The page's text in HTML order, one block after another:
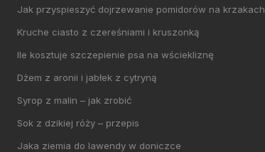
Jak przyspieszyć dojrzewanie pomidorów na krzakach
Kruche ciasto z czereśniami i kruszonką
Ile kosztuje szczepienie psa na wściekliznę
Dżem z aronii i jabłek z cytryną
Syrop z malin – jak zrobić
Sok z dzikiej róży – przepis
Jaka ziemia do lawendy w doniczce